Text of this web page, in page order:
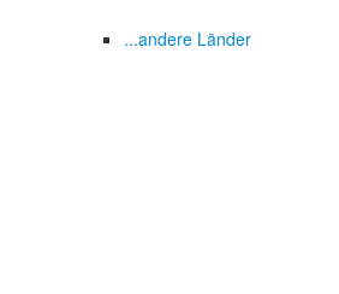
...andere Länder